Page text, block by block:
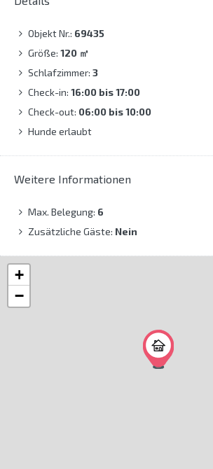
Objekt Nr.: 69435
Größe: 120 ㎡
Schlafzimmer: 3
Check-in: 16:00 bis 17:00
Check-out: 06:00 bis 10:00
Hunde erlaubt
Weitere Informationen
Max. Belegung: 6
Zusätzliche Gäste: Nein
+
−